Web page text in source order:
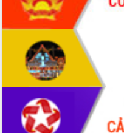
Huy giữ chức Bí thư Đảng ủy Ủy Ban
Nhân dân tỉnh
Bệnh án điện tử thúc đẩy chuyển đổi
số y tế tại Đắk Lắk
Chuyển đổi số thư viện: Mở rộng
không gian tri thức trong thời đại số
Đánh giá, rút kinh nghiệm công tác tổ
chức diễn tập trước ngày bầu cử
Chương trình “Gặp gỡ hữu nghị –
Friendship Meeting New Year 2026”